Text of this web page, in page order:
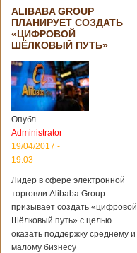
ALIBABA GROUP
ПЛАНИРУЕТ СОЗДАТЬ
«ЦИФРОВОЙ
ШЁЛКОВЫЙ ПУТЬ»
Опубл.
Administrator
19/04/2017 -
19:03
Лидер в сфере электронной
торговли Alibaba Group
призывает создать «цифровой
Шёлковый путь» с целью
оказать поддержку среднему и
малому бизнесу